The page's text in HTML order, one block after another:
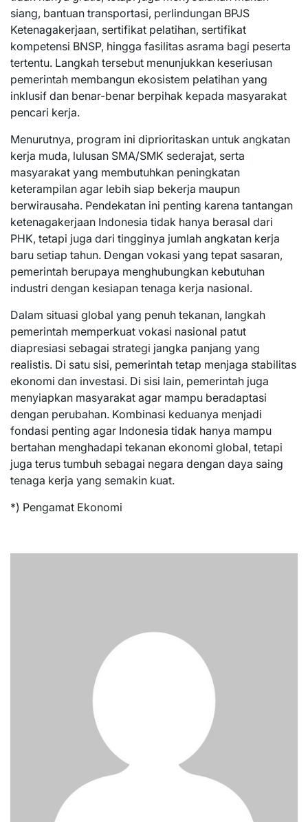
siang, bantuan transportasi, perlindungan BPJS
Ketenagakerjaan, sertifikat pelatihan, sertifikat
kompetensi BNSP, hingga fasilitas asrama bagi peserta
tertentu. Langkah tersebut menunjukkan keseriusan
pemerintah membangun ekosistem pelatihan yang
inklusif dan benar-benar berpihak kepada masyarakat
pencari kerja.
Menurutnya, program ini diprioritaskan untuk angkatan
kerja muda, lulusan SMA/SMK sederajat, serta
masyarakat yang membutuhkan peningkatan
keterampilan agar lebih siap bekerja maupun
berwirausaha. Pendekatan ini penting karena tantangan
ketenagakerjaan Indonesia tidak hanya berasal dari
PHK, tetapi juga dari tingginya jumlah angkatan kerja
baru setiap tahun. Dengan vokasi yang tepat sasaran,
pemerintah berupaya menghubungkan kebutuhan
industri dengan kesiapan tenaga kerja nasional.
Dalam situasi global yang penuh tekanan, langkah
pemerintah memperkuat vokasi nasional patut
diapresiasi sebagai strategi jangka panjang yang
realistis. Di satu sisi, pemerintah tetap menjaga stabilitas
ekonomi dan investasi. Di sisi lain, pemerintah juga
menyiapkan masyarakat agar mampu beradaptasi
dengan perubahan. Kombinasi keduanya menjadi
fondasi penting agar Indonesia tidak hanya mampu
bertahan menghadapi tekanan ekonomi global, tetapi
juga terus tumbuh sebagai negara dengan daya saing
tenaga kerja yang semakin kuat.
*) Pengamat Ekonomi